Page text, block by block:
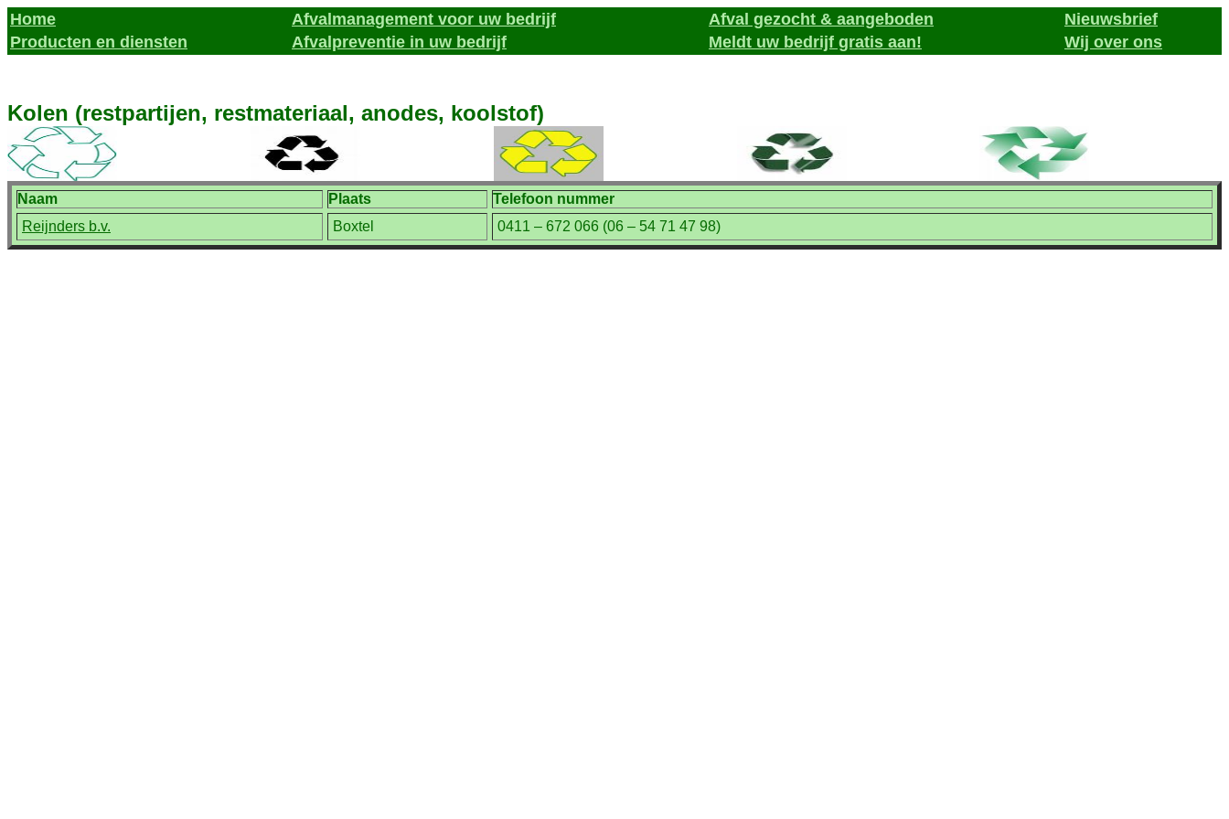
Home Afvalmanagement voor uw bedrijf Afval gezocht & aangeboden
Nieuwsbrief
Producten en diensten
Afvalpreventie in uw bedrijf Meldt uw bedrijf gratis aan! Wij over ons
Kolen (restpartijen, restmateriaal, anodes, koolstof)
Naam Plaats
Telefoon nummer
Reijnders b.v.
Boxtel 0411 – 672 066 (06 – 54 71 47 98)